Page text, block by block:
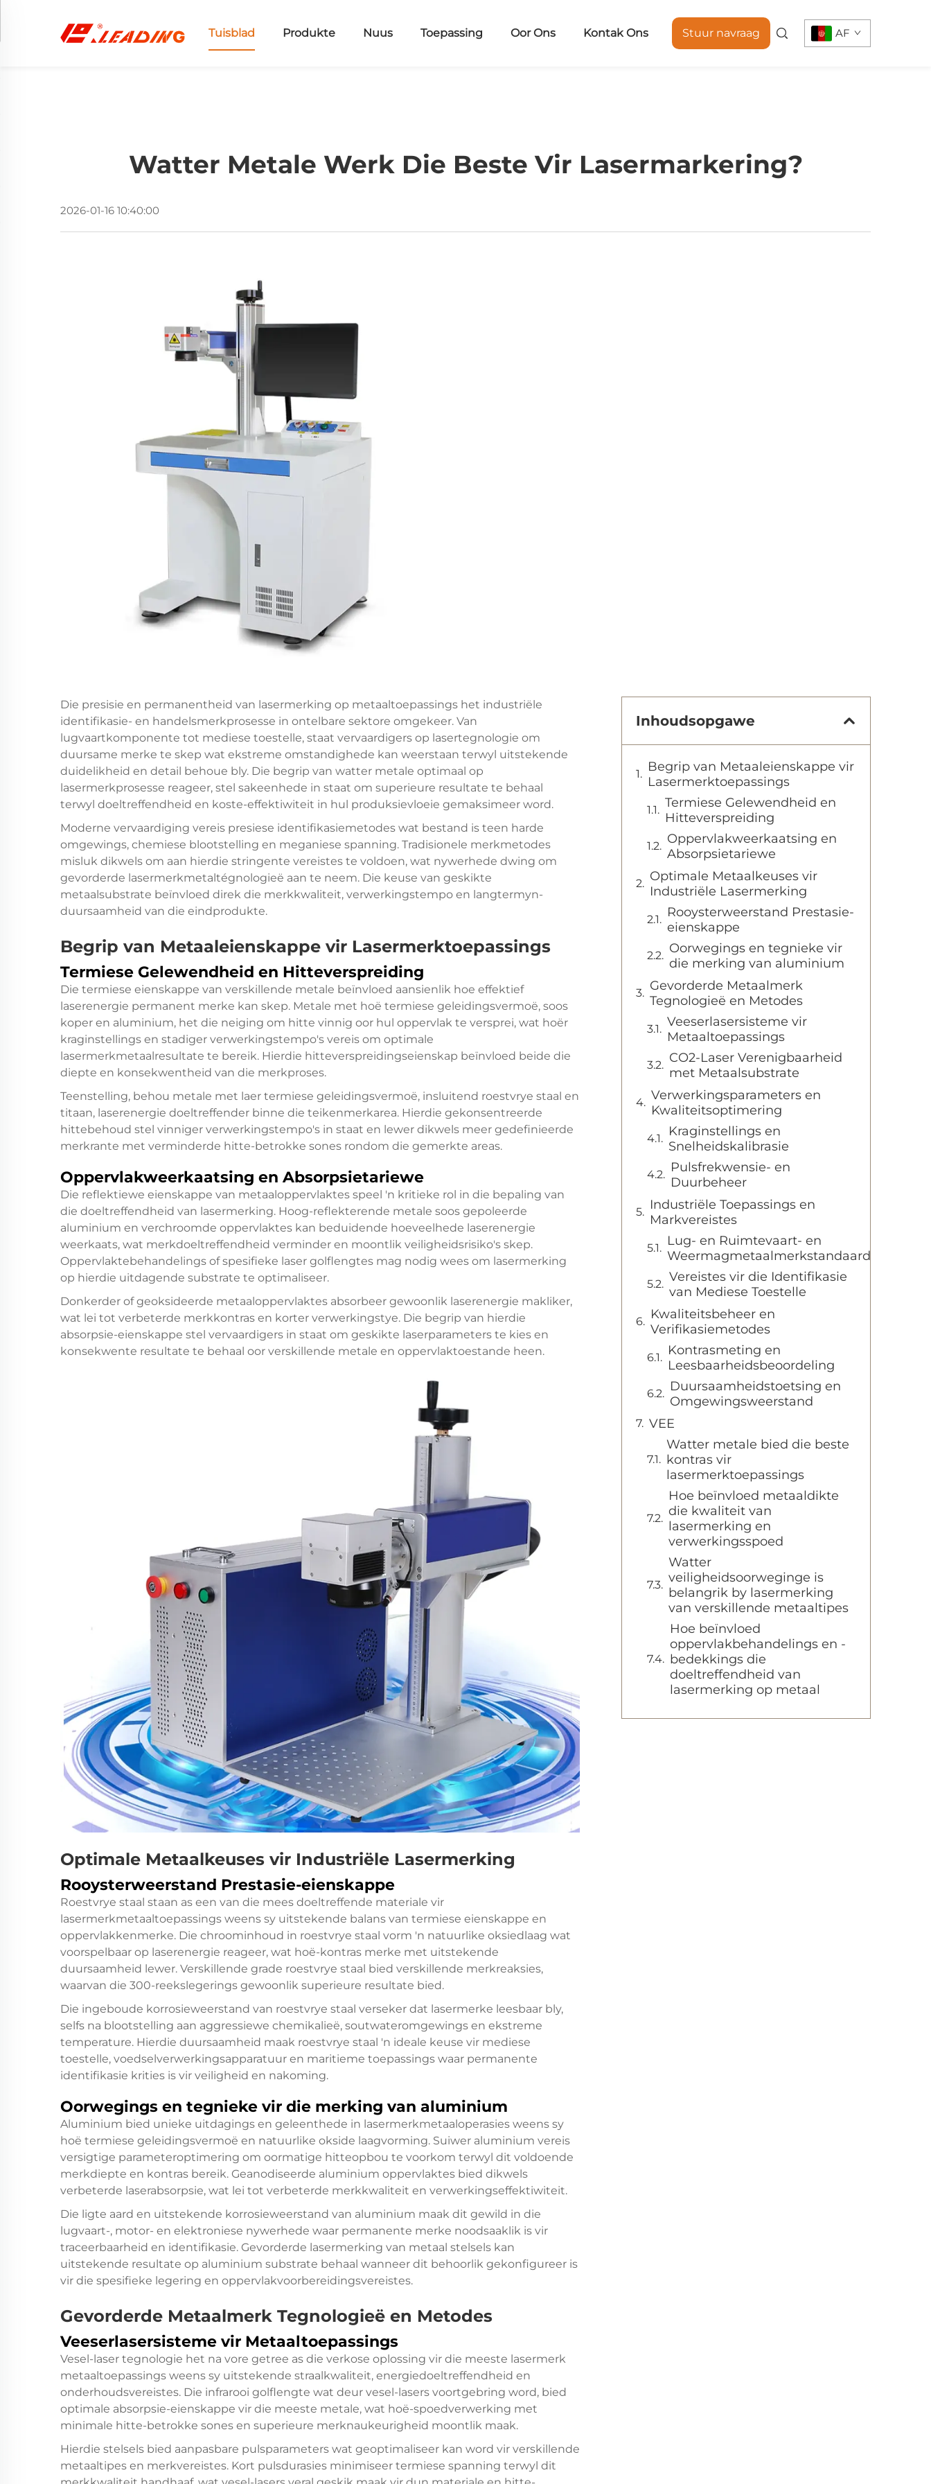
Tuisblad Produkte Nuus Toepassing Oor Ons Kontak Ons Stuur navraag AF
Watter Metale Werk Die Beste Vir Lasermarkering?
2026-01-16 10:40:00
Die presisie en permanentheid van lasermerking op metaaltoepassings het industriële
identifikasie- en handelsmerkprosesse in ontelbare sektore omgekeer. Van
lugvaartkomponente tot mediese toestelle, staat vervaardigers op lasertegnologie om
duursame merke te skep wat ekstreme omstandighede kan weerstaan terwyl uitstekende
duidelikheid en detail behoue bly. Die begrip van watter metale optimaal op
lasermerkprosesse reageer, stel sakeenhede in staat om superieure resultate te behaal
terwyl doeltreffendheid en koste-effektiwiteit in hul produksievloeie gemaksimeer word.
Moderne vervaardiging vereis presiese identifikasiemetodes wat bestand is teen harde
omgewings, chemiese blootstelling en meganiese spanning. Tradisionele merkmetodes
misluk dikwels om aan hierdie stringente vereistes te voldoen, wat nywerhede dwing om
gevorderde lasermerkmetaltégnologieë aan te neem. Die keuse van geskikte
metaalsubstrate beïnvloed direk die merkkwaliteit, verwerkingstempo en langtermyn-
duursaamheid van die eindprodukte.
Begrip van Metaaleienskappe vir Lasermerktoepassings
Termiese Gelewendheid en Hitteverspreiding
Die termiese eienskappe van verskillende metale beïnvloed aansienlik hoe effektief
laserenergie permanent merke kan skep. Metale met hoë termiese geleidingsvermoë, soos
koper en aluminium, het die neiging om hitte vinnig oor hul oppervlak te versprei, wat hoër
kraginstellings en stadiger verwerkingstempo's vereis om optimale
lasermerkmetaalresultate te bereik. Hierdie hitteverspreidingseienskap beïnvloed beide die
diepte en konsekwentheid van die merkproses.
Teenstelling, behou metale met laer termiese geleidingsvermoë, insluitend roestvrye staal en
titaan, laserenergie doeltreffender binne die teikenmerkarea. Hierdie gekonsentreerde
hittebehoud stel vinniger verwerkingstempo's in staat en lewer dikwels meer gedefinieerde
merkrante met verminderde hitte-betrokke sones rondom die gemerkte areas.
Oppervlakweerkaatsing en Absorpsietariewe
Die reflektiewe eienskappe van metaaloppervlaktes speel 'n kritieke rol in die bepaling van
die doeltreffendheid van lasermerking. Hoog-reflekterende metale soos gepoleerde
aluminium en verchroomde oppervlaktes kan beduidende hoeveelhede laserenergie
weerkaats, wat merkdoeltreffendheid verminder en moontlik veiligheidsrisiko's skep.
Oppervlaktebehandelings of spesifieke laser golflengtes mag nodig wees om lasermerking
op hierdie uitdagende substrate te optimaliseer.
Donkerder of geoksideerde metaaloppervlaktes absorbeer gewoonlik laserenergie makliker,
wat lei tot verbeterde merkkontras en korter verwerkingstye. Die begrip van hierdie
absorpsie-eienskappe stel vervaardigers in staat om geskikte laserparameters te kies en
konsekwente resultate te behaal oor verskillende metale en oppervlaktoestande heen.
Optimale Metaalkeuses vir Industriële Lasermerking
Rooysterweerstand Prestasie-eienskappe
Roestvrye staal staan as een van die mees doeltreffende materiale vir
lasermerkmetaaltoepassings weens sy uitstekende balans van termiese eienskappe en
oppervlakkenmerke. Die chroominhoud in roestvrye staal vorm 'n natuurlike oksiedlaag wat
voorspelbaar op laserenergie reageer, wat hoë-kontras merke met uitstekende
duursaamheid lewer. Verskillende grade roestvrye staal bied verskillende merkreaksies,
waarvan die 300-reekslegerings gewoonlik superieure resultate bied.
Die ingeboude korrosieweerstand van roestvrye staal verseker dat lasermerke leesbaar bly,
selfs na blootstelling aan aggressiewe chemikalieë, soutwateromgewings en ekstreme
temperature. Hierdie duursaamheid maak roestvrye staal 'n ideale keuse vir mediese
toestelle, voedselverwerkingsapparatuur en maritieme toepassings waar permanente
identifikasie krities is vir veiligheid en nakoming.
Oorwegings en tegnieke vir die merking van aluminium
Aluminium bied unieke uitdagings en geleenthede in lasermerkmetaaloperasies weens sy
hoë termiese geleidingsvermoë en natuurlike okside laagvorming. Suiwer aluminium vereis
versigtige parameteroptimering om oormatige hitteopbou te voorkom terwyl dit voldoende
merkdiepte en kontras bereik. Geanodiseerde aluminium oppervlaktes bied dikwels
verbeterde laserabsorpsie, wat lei tot verbeterde merkkwaliteit en verwerkingseffektiwiteit.
Die ligte aard en uitstekende korrosieweerstand van aluminium maak dit gewild in die
lugvaart-, motor- en elektroniese nywerhede waar permanente merke noodsaaklik is vir
traceerbaarheid en identifikasie. Gevorderde lasermerking van metaal stelsels kan
uitstekende resultate op aluminium substrate behaal wanneer dit behoorlik gekonfigureer is
vir die spesifieke legering en oppervlakvoorbereidingsvereistes.
Gevorderde Metaalmerk Tegnologieë en Metodes
Veeserlasersisteme vir Metaaltoepassings
Vesel-laser tegnologie het na vore getree as die verkose oplossing vir die meeste lasermerk
metaaltoepassings weens sy uitstekende straalkwaliteit, energiedoeltreffendheid en
onderhoudsvereistes. Die infrarooi golflengte wat deur vesel-lasers voortgebring word, bied
optimale absorpsie-eienskappe vir die meeste metale, wat hoë-spoedverwerking met
minimale hitte-betrokke sones en superieure merknaukeurigheid moontlik maak.
Hierdie stelsels bied aanpasbare pulsparameters wat geoptimaliseer kan word vir verskillende
metaaltipes en merkvereistes. Kort pulsdurasies minimiseer termiese spanning terwyl dit
Inhoudsopgawe
Begrip van Metaaleienskappe vir
Lasermerktoepassings
Termiese Gelewendheid en
Hitteverspreiding
Oppervlakweerkaatsing en
Absorpsietariewe
Optimale Metaalkeuses vir
Industriële Lasermerking
Rooysterweerstand Prestasie-
eienskappe
Oorwegings en tegnieke vir
die merking van aluminium
Gevorderde Metaalmerk
Tegnologieë en Metodes
Veeserlasersisteme vir
Metaaltoepassings
CO2-Laser Verenigbaarheid
met Metaalsubstrate
Verwerkingsparameters en
Kwaliteitsoptimering
Kraginstellings en
Snelheidskalibrasie
Pulsfrekwensie- en
Duurbeheer
Industriële Toepassings en
Markvereistes
Lug- en Ruimtevaart- en
Weermagmetaalmerkstandaarde
Vereistes vir die Identifikasie
van Mediese Toestelle
Kwaliteitsbeheer en
Verifikasiemetodes
Kontrasmeting en
Leesbaarheidsbeoordeling
Duursaamheidstoetsing en
Omgewingsweerstand
VEE
Watter metale bied die beste
kontras vir
lasermerktoepassings
Hoe beïnvloed metaaldikte
die kwaliteit van
lasermerking en
verwerkingsspoed
Watter
veiligheidsoorweginge is
belangrik by lasermerking
van verskillende metaaltipes
Hoe beïnvloed
oppervlakbehandelings en -
bedekkings die
doeltreffendheid van
lasermerking op metaal